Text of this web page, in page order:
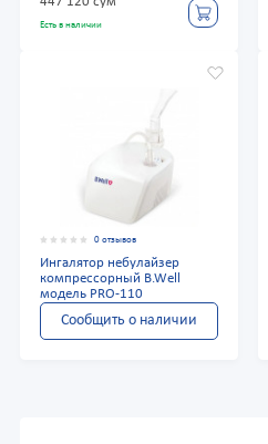
Есть в наличии
0 отзывов
Ингалятор небулайзер
компрессорный B.Well
модель PRO-110
Сообщить о наличии